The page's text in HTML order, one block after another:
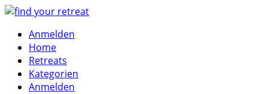
Skip
contentAnmelden
Home
Retreats
Kategorien
Anmelden